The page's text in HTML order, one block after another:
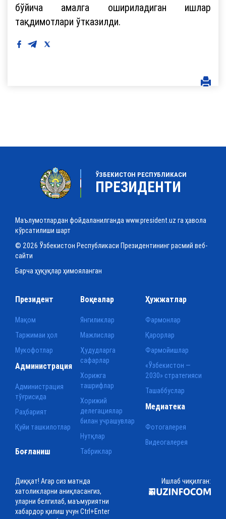
бўйича амалга ошириладиган ишлар
тақдимотлари ўтказилди.
ЎЗБЕКИСТОН РЕСПУБЛИКАСИ
ПРЕЗИДЕНТИ
Маълумотлардан фойдаланилганда www.president.uz га ҳавола
кўрсатилиши шарт
© 2026 Ўзбекистон Республикаси Президентининг расмий веб-
сайти
Барча ҳуқуқлар ҳимояланган
Президент
Мақом
Таржимаи ҳол
Мукофотлар
Воқеалар
Янгиликлар
Мажлислар
Ҳудудларга
сафарлар
Хорижга
ташрифлар
Хорижий
делегациялар
билан учрашувлар
Нутқлар
Табриклар
Ҳужжатлар
Фармонлар
Қарорлар
Фармойишлар
«Ўзбекистон —
2030» стратегияси
Ташаббуслар
Администрация
Администрация
тўғрисида
Раҳбарият
Қуйи ташкилотлар
Медиатека
Фотогалерея
Видеогалерея
Боғланиш
Диққат! Агар сиз матнда
хатоликларни аниқласангиз,
уларни белгилаб, маъмуриятни
хабардор қилиш учун Ctrl+Enter
Ишлаб чиқилган: